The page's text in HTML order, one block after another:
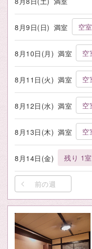
8月9日(日) 満室 空
8月10日(月) 満室 空
8月11日(火) 満室 空
8月12日(水) 満室 空
8月13日(木) 満室 空
8月14日(金) 残り 1
前の週